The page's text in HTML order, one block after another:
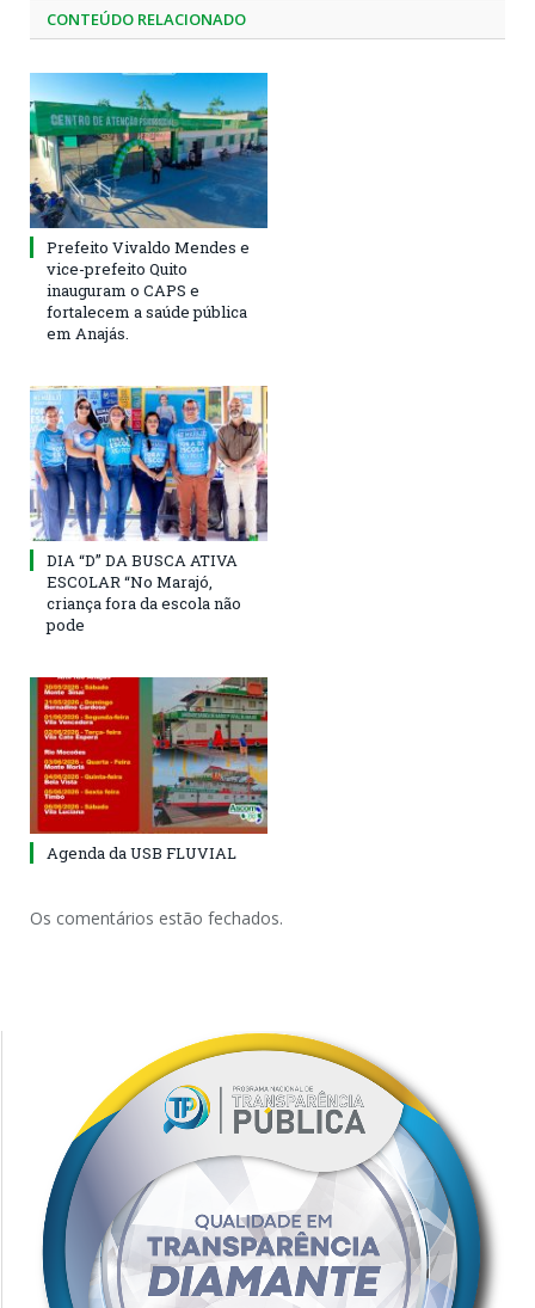
CONTEÚDO RELACIONADO
Prefeito Vivaldo Mendes e
vice-prefeito Quito
inauguram o CAPS e
fortalecem a saúde pública
em Anajás.
DIA “D” DA BUSCA ATIVA
ESCOLAR “No Marajó,
criança fora da escola não
pode
Agenda da USB FLUVIAL
Os comentários estão fechados.